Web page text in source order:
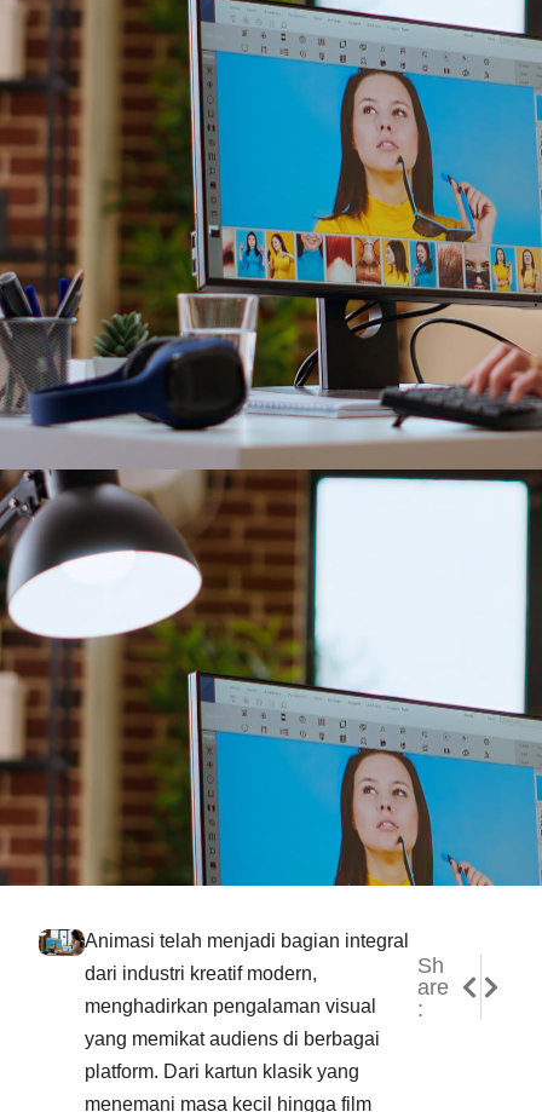
Animasi telah menjadi bagian integral
dari industri kreatif modern,
menghadirkan pengalaman visual
yang memikat audiens di berbagai
platform. Dari kartun klasik yang
menemani masa kecil hingga film
Sh
are
:
Cara
Apa